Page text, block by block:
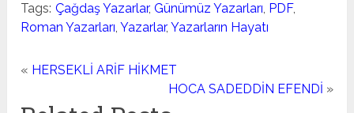
Tags: Çağdaş Yazarlar,Günümüz Yazarları, PDF,
Roman Yazarları,Yazarlar,Yazarların Hayatı
« HERSEKLİ ARİF HİKMET
HOCA SADEDDİN EFENDİ »